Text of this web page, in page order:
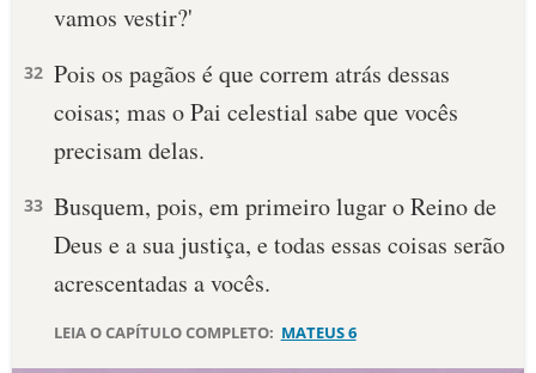
DEVOCIONAL DIÁRIO
10 MANDAMENTOS
ESTUDOS BÍBLICOS
ESBOÇOS DE PREGAÇÃO
vamos vestir?'
32 Pois os pagãos é que correm atrás dessas
coisas; mas o Pai celestial sabe que vocês
precisam delas.
33 Busquem, pois, em primeiro lugar o Reino de
Deus e a sua justiça, e todas essas coisas serão
acrescentadas a vocês.
LEIA O CAPÍTULO COMPLETO: MATEUS 6